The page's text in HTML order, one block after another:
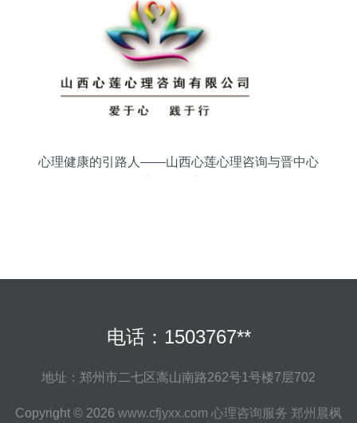
心理健康的引路人——山西心莲心理咨询与晋中心
电话：1503767**
地址：郑州市二七区嵩山南路262号1号楼7层702
Copyright © 2026 www.cfjyxx.com 心理咨询服务 郑州晨枫